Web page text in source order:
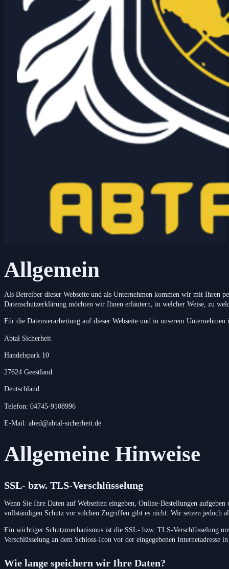
Allgemein
Als Betreiber dieser Webseite und als Unternehmen kommen wir mit Ihren
Datenschutzerklärung möchten wir Ihnen erläutern, in welcher Weise, zu
Für die Datenverarbeitung auf dieser Webseite und in unserem
Abtal Sicherheit
Handelspark 10
27624 Geestland
Deutschland
Telefon: 04745-9108996
E-Mail: abed@abtal-sicherheit.de
Allgemeine Hinweise
SSL- bzw. TLS-Verschlüsselung
Wenn Sie Ihre Daten auf Webseiten eingeben, Online-Bestellungen
vollständigen Schutz vor solchen Zugriffen gibt es nicht. Wir setzen jedoch
Ein wichtiger Schutzmechanismus ist die SSL- bzw. TLS-Verschlüsselung
Verschlüsselung an dem Schloss-Icon vor der eingegebenen
Wie lange speichern wir Ihre Daten?